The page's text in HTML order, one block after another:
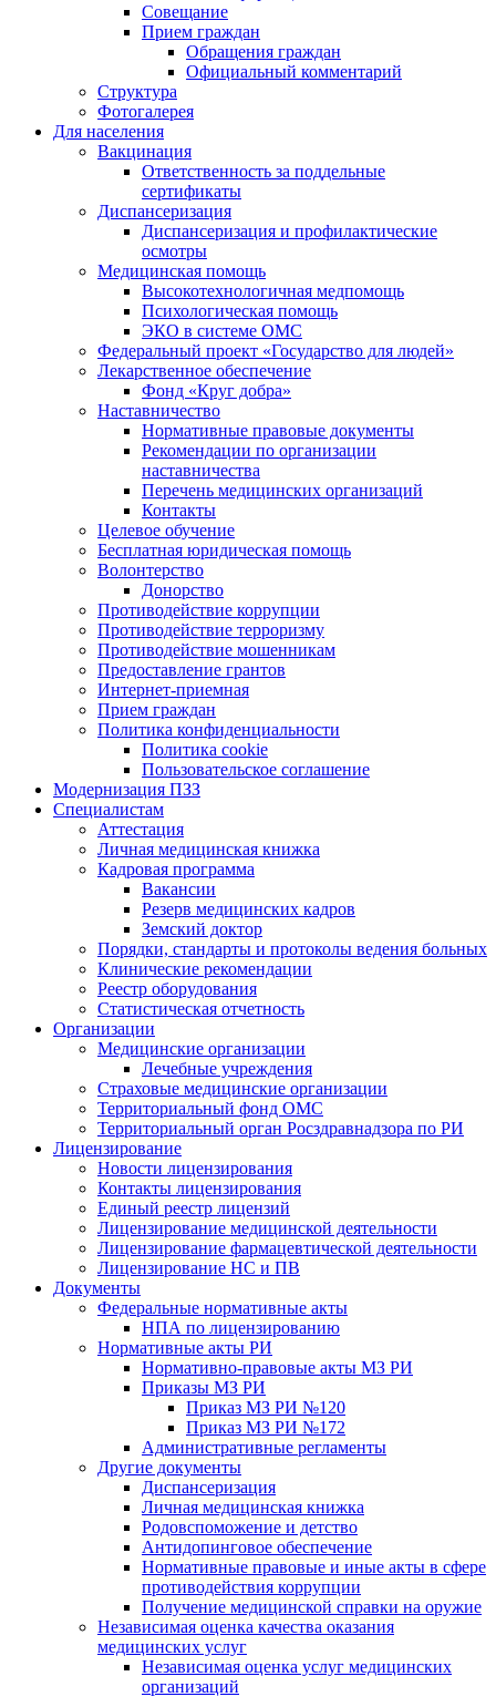
Совещание
Прием граждан
Обращения граждан
Официальный комментарий
Структура
Фотогалерея
Для населения
Вакцинация
Ответственность за поддельные
сертификаты
Диспансеризация
Диспансеризация и профилактические
осмотры
Медицинская помощь
Высокотехнологичная медпомощь
Психологическая помощь
ЭКО в системе ОМС
Федеральный проект «Государство для людей»
Лекарственное обеспечение
Фонд «Круг добра»
Наставничество
Нормативные правовые документы
Рекомендации по организации
наставничества
Перечень медицинских организаций
Контакты
Целевое обучение
Бесплатная юридическая помощь
Волонтерство
Донорство
Противодействие коррупции
Противодействие терроризму
Противодействие мошенникам
Предоставление грантов
Интернет-приемная
Прием граждан
Политика конфиденциальности
Политика cookie
Пользовательское соглашение
Модернизация ПЗЗ
Специалистам
Аттестация
Личная медицинская книжка
Кадровая программа
Вакансии
Резерв медицинских кадров
Земский доктор
Порядки, стандарты и протоколы ведения больных
Клинические рекомендации
Реестр оборудования
Статистическая отчетность
Организации
Медицинские организации
Лечебные учреждения
Страховые медицинские организации
Территориальный фонд ОМС
Территориальный орган Росздравнадзора по РИ
Лицензирование
Новости лицензирования
Контакты лицензирования
Единый реестр лицензий
Лицензирование медицинской деятельности
Лицензирование фармацевтической деятельности
Лицензирование НС и ПВ
Документы
Федеральные нормативные акты
НПА по лицензированию
Нормативные акты РИ
Нормативно-правовые акты МЗ РИ
Приказы МЗ РИ
Приказ МЗ РИ №120
Приказ МЗ РИ №172
Административные регламенты
Другие документы
Диспансеризация
Личная медицинская книжка
Родовспоможение и детство
Антидопинговое обеспечение
Нормативные правовые и иные акты в сфере
противодействия коррупции
Получение медицинской справки на оружие
Независимая оценка качества оказания
медицинских услуг
Независимая оценка услуг медицинскиx
организаций